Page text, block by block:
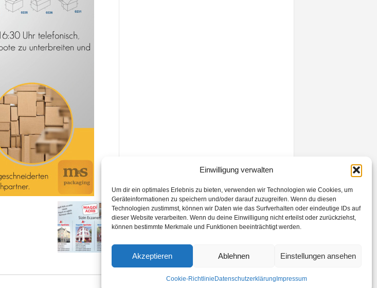
Einwilligung verwalten
Um dir ein optimales Erlebnis zu bieten, verwenden wir Technologien wie Cookies, um
Geräteinformationen zu speichern und/oder darauf zuzugreifen. Wenn du diesen
Technologien zustimmst, können wir Daten wie das Surfverhalten oder eindeutige IDs auf
dieser Website verarbeiten. Wenn du deine Einwilligung nicht erteilst oder zurückziehst,
können bestimmte Merkmale und Funktionen beeinträchtigt werden.
Akzeptieren Ablehnen Einstellungen ansehen
Cookie-Richtlinie Datenschutzerklärung Impressum